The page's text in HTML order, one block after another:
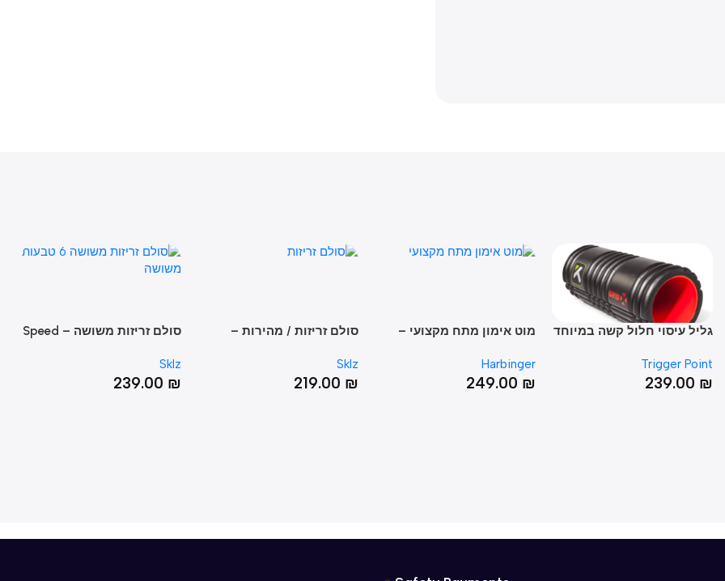
עיסוי חלול קשה במיוחד
Trigger
239.00
מוט אימון מתח מקצועי –
PRO
Harbinger
249.00
סולם זריזות / מהירות –
219.00
סולם זריזות משושה – Speed
239.00